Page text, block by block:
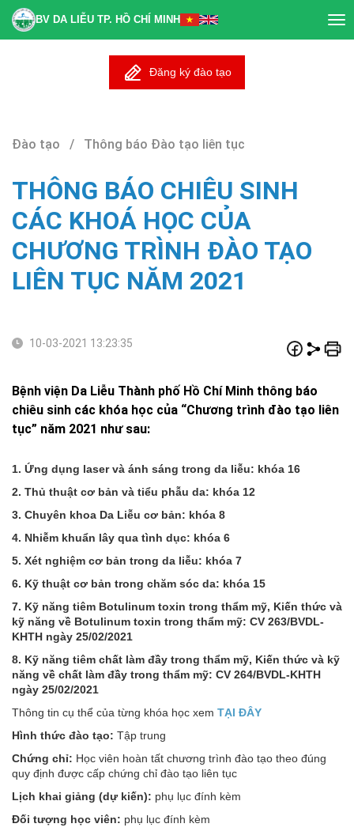
BV DA LIỄU TP. HỒ CHÍ MINH
Đăng ký đào tạo
Đào tạo / Thông báo Đào tạo liên tục
THÔNG BÁO CHIÊU SINH
CÁC KHOÁ HỌC CỦA
CHƯƠNG TRÌNH ĐÀO TẠO
LIÊN TỤC NĂM 2021
10-03-2021 13:23:35
Bệnh viện Da Liễu Thành phố Hồ Chí Minh thông báo
chiêu sinh các khóa học của “Chương trình đào tạo liên
tục” năm 2021 như sau:
1. Ứng dụng laser và ánh sáng trong da liễu: khóa 16
2. Thủ thuật cơ bản và tiểu phẫu da: khóa 12
3. Chuyên khoa Da Liễu cơ bản: khóa 8
4. Nhiễm khuẩn lây qua tình dục: khóa 6
5. Xét nghiệm cơ bản trong da liễu: khóa 7
6. Kỹ thuật cơ bản trong chăm sóc da: khóa 15
7. Kỹ năng tiêm Botulinum toxin trong thẩm mỹ, Kiến thức và
kỹ năng về Botulinum toxin trong thẩm mỹ: CV 263/BVDL-
KHTH ngày 25/02/2021
8. Kỹ năng tiêm chất làm đầy trong thẩm mỹ, Kiến thức và kỹ
năng về chất làm đầy trong thẩm mỹ: CV 264/BVDL-KHTH
ngày 25/02/2021
Thông tin cụ thể của từng khóa học xem TẠI ĐÂY
Hình thức đào tạo: Tập trung
Chứng chỉ: Học viên hoàn tất chương trình đào tạo theo đúng
quy định được cấp chứng chỉ đào tạo liên tục
Lịch khai giảng (dự kiến): phụ lục đính kèm
Đối tượng học viên: phụ lục đính kèm